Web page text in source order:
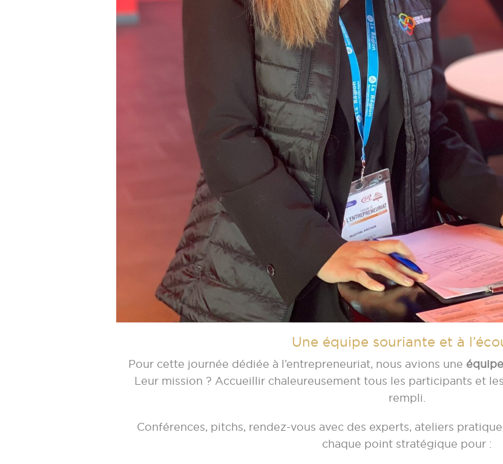
Une équipe souriante et à
Pour cette journée dédiée à l’entrepreneuriat, nous avions une
Leur mission ? Accueillir chaleureusement tous les participants et
rempli.
Conférences, pitchs, rendez-vous avec des experts, ateliers
chaque point stratégique pour :